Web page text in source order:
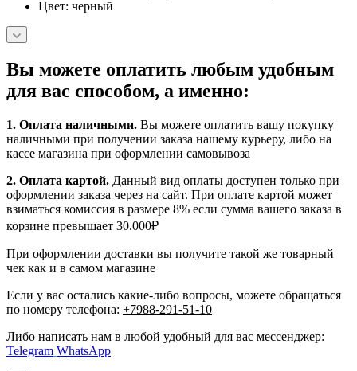
Цвет: черный
Вы можете оплатить любым удобным
для вас способом, а именно:
1. Оплата наличными. Вы можете оплатить вашу покупку
наличными при получении заказа нашему курьеру, либо на
кассе магазина при оформлении самовывоза
2. Оплата картой. Данный вид оплаты доступен только при
оформлении заказа через на сайт. При оплате картой может
взиматься комиссия в размере 8% если сумма вашего заказа в
корзине превышает 30.000₽
При оформлении доставки вы получите такой же товарный
чек как и в самом магазине
Если у вас остались какие-либо вопросы, можете обращаться
по номеру телефона: +7988-291-51-10
Либо написать нам в любой удобный для вас мессенджер:
Telegram WhatsApp